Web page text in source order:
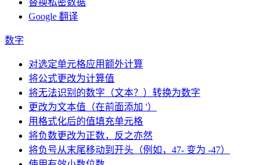
替换私密数据
Google 翻译
数字
对选定单元格应用额外计算
将公式更改为计算值
将无法识别的数字（文本？）转换为数字
更改为文本值（在前面添加 '）
用格式化后的值填充单元格
将负数更改为正数，反之亦然
将负号从末尾移动到开头（例如，47- 变为 -47）